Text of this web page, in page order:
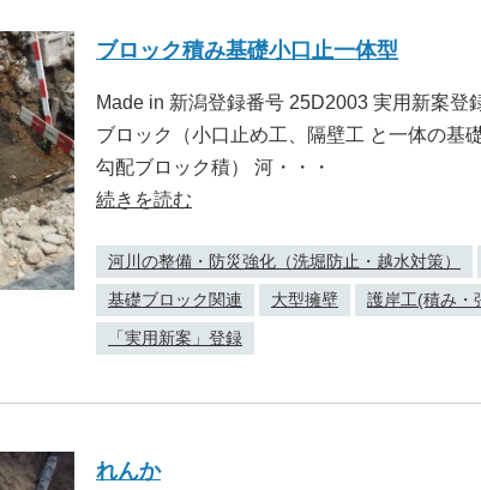
ブロック積み基礎小口止一体型
Made in 新潟登録番号 25D2003 実用新案登
ブロック（小口止め工、隔壁工 と一体の基
勾配ブロック積） 河・・・
続きを読む
河川の整備・防災強化（洗堀防止・越水対策）
基礎ブロック関連
大型擁壁 護岸工(積み・
「実用新案」登録
れんか